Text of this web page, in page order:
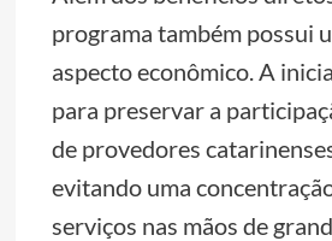
programa também possui
aspecto econômico. A
para preservar a
de provedores
evitando uma
serviços nas mãos de